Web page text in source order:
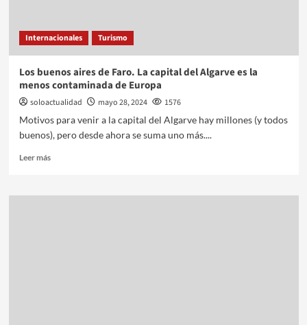
Internacionales Turismo
Los buenos aires de Faro. La capital del Algarve es la
menos contaminada de Europa
soloactualidad mayo 28, 2024
1576
Motivos para venir a la capital del Algarve hay millones (y todos
buenos), pero desde ahora se suma uno más....
Leer más